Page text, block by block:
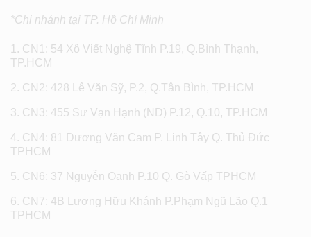
*Chi nhánh tại TP. Hồ Chí Minh
CN1: 54 Xô Viết Nghệ Tĩnh P.19, Q.Bình Thạnh,
TP.HCM
CN2: 428 Lê Văn Sỹ, P.2, Q.Tân Bình, TP.HCM
CN3: 455 Sư Vạn Hạnh (ND) P.12, Q.10, TP.HCM
CN4: 81 Dương Văn Cam P. Linh Tây Q. Thủ Đức
TPHCM
CN6: 37 Nguyễn Oanh P.10 Q. Gò Vấp TPHCM
CN7: 4B Lương Hữu Khánh P.Phạm Ngũ Lão Q.1
TPHCM